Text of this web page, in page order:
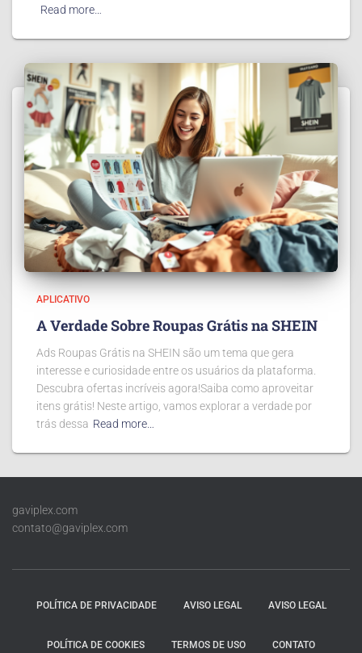
Read more…
APLICATIVO
A Verdade Sobre Roupas Grátis na SHEIN
Ads Roupas Grátis na SHEIN são um tema que gera
interesse e curiosidade entre os usuários da plataforma.
Descubra ofertas incríveis agora!Saiba como aproveitar
itens grátis! Neste artigo, vamos explorar a verdade por
trás dessa Read more…
gaviplex.com
contato@gaviplex.com
POLÍTICA DE PRIVACIDADE AVISO LEGAL AVISO LEGAL
POLÍTICA DE COOKIES TERMOS DE USO CONTATO